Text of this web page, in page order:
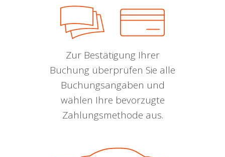
Zur Bestätigung Ihrer
Buchung überprüfen Sie alle
Buchungsangaben und
wählen Ihre bevorzugte
Zahlungsmethode aus.